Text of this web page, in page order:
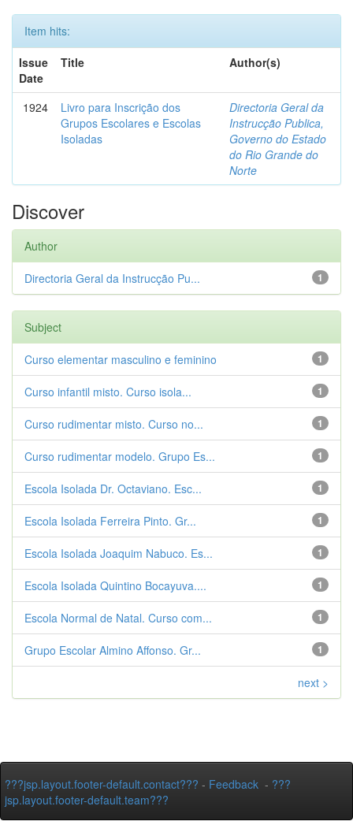
Item hits:
Issue
Date
Title Author(s)
1924
Livro para Inscrição dos
Grupos Escolares e Escolas
Isoladas
Directoria Geral da
Instrucção Publica,
Governo do Estado
do Rio Grande do
Norte
Discover
Author
1
Directoria Geral da Instrucção Pu...
Subject
1
Curso elementar masculino e feminino
1
Curso infantil misto. Curso isola...
1
Curso rudimentar misto. Curso no...
1
Curso rudimentar modelo. Grupo Es...
1
Escola Isolada Dr. Octaviano. Esc...
1
Escola Isolada Ferreira Pinto. Gr...
1
Escola Isolada Joaquim Nabuco. Es...
1
Escola Isolada Quintino Bocayuva....
1
Escola Normal de Natal. Curso com...
1
Grupo Escolar Almino Affonso. Gr...
next >
???jsp.layout.footer-default.contact??? - Feedback - ???
jsp.layout.footer-default.team???